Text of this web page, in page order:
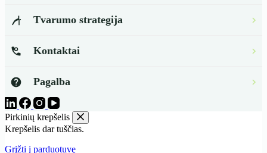
Tvarumo strategija
Kontaktai
Pagalba
Pirkinių krepšelis
Krepšelis dar tuščias.
Grįžti į parduotuvę